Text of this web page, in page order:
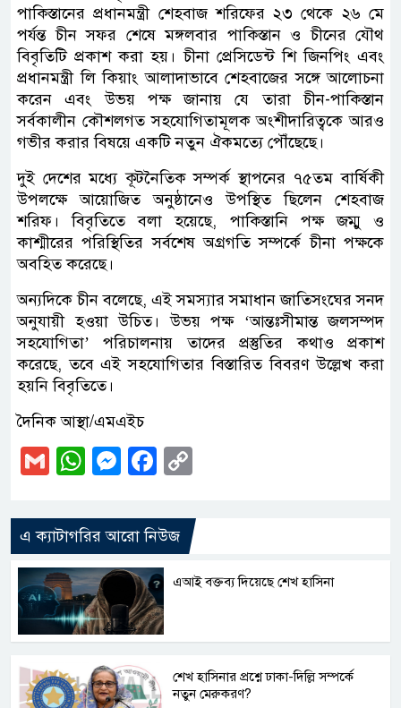
পাকিস্তানের প্রধানমন্ত্রী শেহবাজ শরিফের ২৩ থেকে ২৬ মে
পর্যন্ত চীন সফর শেষে মঙ্গলবার পাকিস্তান ও চীনের যৌথ
বিবৃতিটি প্রকাশ করা হয়। চীনা প্রেসিডেন্ট শি জিনপিং এবং
প্রধানমন্ত্রী লি কিয়াং আলাদাভাবে শেহবাজের সঙ্গে আলোচনা
করেন এবং উভয় পক্ষ জানায় যে তারা চীন-পাকিস্তান
সর্বকালীন কৌশলগত সহযোগিতামূলক অংশীদারিত্বকে আরও
গভীর করার বিষয়ে একটি নতুন ঐকমত্যে পৌঁছেছে।
দুই দেশের মধ্যে কূটনৈতিক সম্পর্ক স্থাপনের ৭৫তম বার্ষিকী
উপলক্ষে আয়োজিত অনুষ্ঠানেও উপস্থিত ছিলেন শেহবাজ
শরিফ। বিবৃতিতে বলা হয়েছে, পাকিস্তানি পক্ষ জম্মু ও
কাশ্মীরের পরিস্থিতির সর্বশেষ অগ্রগতি সম্পর্কে চীনা পক্ষকে
অবহিত করেছে।
অন্যদিকে চীন বলেছে, এই সমস্যার সমাধান জাতিসংঘের সনদ
অনুযায়ী হওয়া উচিত। উভয় পক্ষ ‘আন্তঃসীমান্ত জলসম্পদ
সহযোগিতা’ পরিচালনায় তাদের প্রস্তুতির কথাও প্রকাশ
করেছে, তবে এই সহযোগিতার বিস্তারিত বিবরণ উল্লেখ করা
হয়নি বিবৃতিতে।
দৈনিক আস্থা/এমএইচ
GmailWhatsApp
Messenger
Facebook
এ ক্যাটাগরির আরো নিউজ
এআই বক্তব্য দিয়েছে শেখ হাসিনা
শেখ হাসিনার প্রশ্নে ঢাকা-দিল্লি সম্পর্কে
নতুন মেরুকরণ?